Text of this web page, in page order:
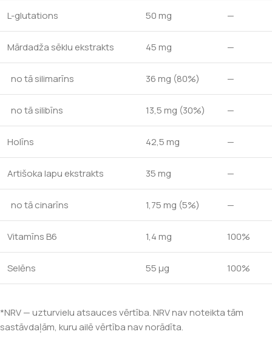
L-glutations 50 mg —
Mārdadža sēklu ekstrakts 45 mg —
no tā silimarīns 36 mg (80%) —
no tā silibīns 13,5 mg (30%) —
Holīns 42,5 mg —
Artišoka lapu ekstrakts 35 mg —
no tā cinarīns 1,75 mg (5%) —
Vitamīns B6 1,4 mg 100%
Selēns 55 μg 100%
*NRV — uzturvielu atsauces vērtība. NRV nav noteikta tām
sastāvdaļām, kuru ailē vērtība nav norādīta.